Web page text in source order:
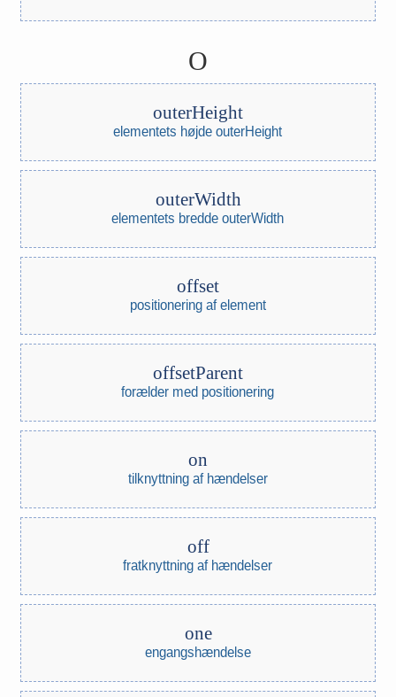
O
outerHeight
elementets højde outerHeight
outerWidth
elementets bredde outerWidth
offset
positionering af element
offsetParent
forælder med positionering
on
tilknyttning af hændelser
off
fratknyttning af hændelser
one
engangshændelse